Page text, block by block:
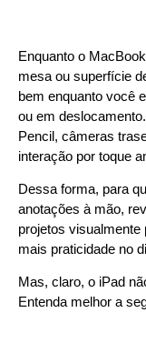
Enquanto o
mesa ou superfície
bem enquanto você
ou em
Pencil, câmeras
interação por toque
Dessa forma, para
anotações à mão,
projetos
mais praticidade no
Mas, claro, o iPad
Entenda melhor a